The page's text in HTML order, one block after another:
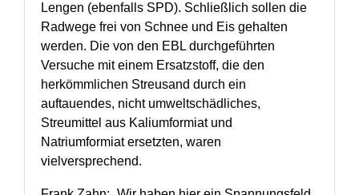
Lengen (ebenfalls SPD). Schließlich sollen die
Radwege frei von Schnee und Eis gehalten
werden. Die von den EBL durchgeführten
Versuche mit einem Ersatzstoff, die den
herkömmlichen Streusand durch ein
auftauendes, nicht umweltschädliches,
Streumittel aus Kaliumformiat und
Natriumformiat ersetzten, waren
vielversprechend.